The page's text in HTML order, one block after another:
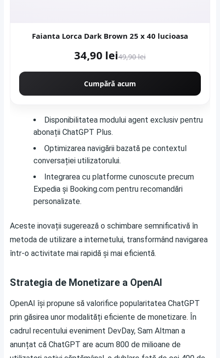
Faianta Lorca Dark Brown 25 x 40 lucioasa
34,90 lei49,90 lei
Cumpără acum
Disponibilitatea modului agent exclusiv pentru
abonații ChatGPT Plus.
Optimizarea navigării bazată pe contextul
conversației utilizatorului.
Integrarea cu platforme cunoscute precum
Expedia și Booking.com pentru recomandări
personalizate.
Aceste inovații sugerează o schimbare semnificativă în
metoda de utilizare a internetului, transformând navigarea
într-o activitate mai rapidă și mai eficientă.
Strategia de Monetizare a OpenAI
OpenAI își propune să valorifice popularitatea ChatGPT
prin găsirea unor modalități eficiente de monetizare. În
cadrul recentului eveniment DevDay, Sam Altman a
anunțat că ChatGPT are acum 800 de milioane de